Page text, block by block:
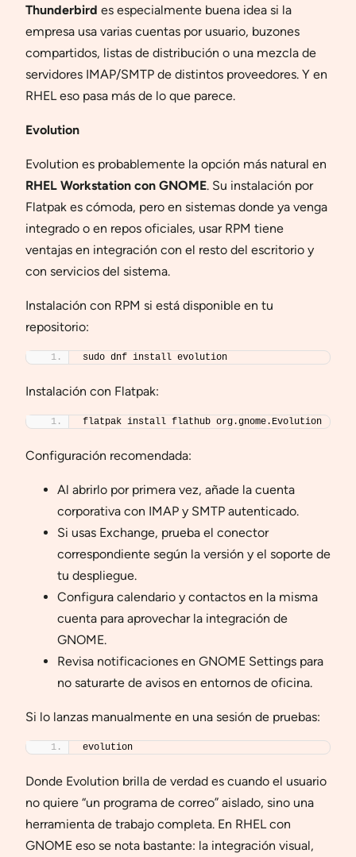
Thunderbird es especialmente buena idea si la
empresa usa varias cuentas por usuario, buzones
compartidos, listas de distribución o una mezcla de
servidores IMAP/SMTP de distintos proveedores. Y en
RHEL eso pasa más de lo que parece.
Evolution
Evolution es probablemente la opción más natural en
RHEL Workstation con GNOME. Su instalación por
Flatpak es cómoda, pero en sistemas donde ya venga
integrado o en repos oficiales, usar RPM tiene
ventajas en integración con el resto del escritorio y
con servicios del sistema.
Instalación con RPM si está disponible en tu
repositorio:
sudo dnf install evolution
Instalación con Flatpak:
flatpak install flathub org.gnome.Evolution
Configuración recomendada:
Al abrirlo por primera vez, añade la cuenta
corporativa con IMAP y SMTP autenticado.
Si usas Exchange, prueba el conector
correspondiente según la versión y el soporte de
tu despliegue.
Configura calendario y contactos en la misma
cuenta para aprovechar la integración de
GNOME.
Revisa notificaciones en GNOME Settings para
no saturarte de avisos en entornos de oficina.
Si lo lanzas manualmente en una sesión de pruebas:
evolution
Donde Evolution brilla de verdad es cuando el usuario
no quiere “un programa de correo” aislado, sino una
herramienta de trabajo completa. En RHEL con
GNOME eso se nota bastante: la integración visual,